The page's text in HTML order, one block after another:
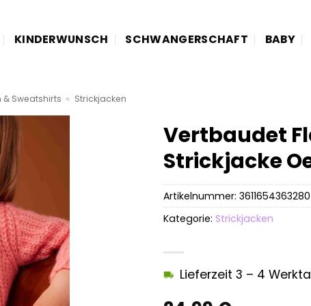
KINDERWUNSCH SCHWANGERSCHAFT BABY
& Sweatshirts » Strickjacken
Vertbaudet
Strickjacke
Lieferzeit 3 – 4
Artikelnummer: 3611654363280
Kategorie: Strickjacken